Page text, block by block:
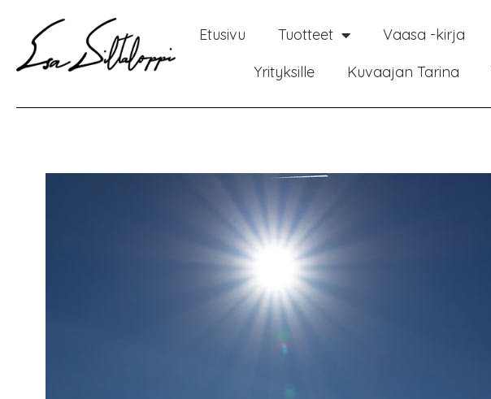
Etusivu Tuotteet Vaasa -kirja
Yrityksille
Kuvaajan Tarina